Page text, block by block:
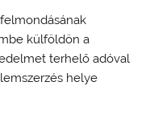
külföldön a
terhelő adóval
helye